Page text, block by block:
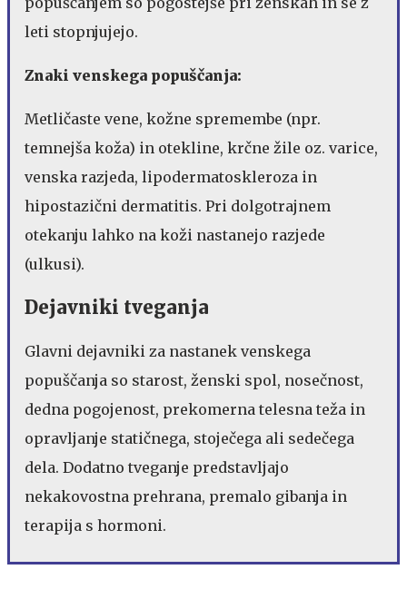
leti stopnjujejo.
Znaki venskega popuščanja:
Metličaste vene, kožne spremembe (npr.
temnejša koža) in otekline, krčne žile oz. varice,
venska razjeda, lipodermatoskleroza in
hipostazični dermatitis. Pri dolgotrajnem
otekanju lahko na koži nastanejo razjede
(ulkusi).
Dejavniki tveganja
Glavni dejavniki za nastanek venskega
popuščanja so starost, ženski spol, nosečnost,
dedna pogojenost, prekomerna telesna teža in
opravljanje statičnega, stoječega ali sedečega
dela. Dodatno tveganje predstavljajo
nekakovostna prehrana, premalo gibanja in
terapija s hormoni.